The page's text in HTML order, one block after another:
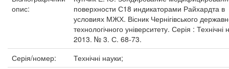
опис:
поверхности С18 индикаторами Райхардта в
условиях МЖХ. Вісник Чернігівського
технологічного університету. Серія : Технічні
2013. № 3. С. 68-73.
Серія/номер:
Технічні науки;